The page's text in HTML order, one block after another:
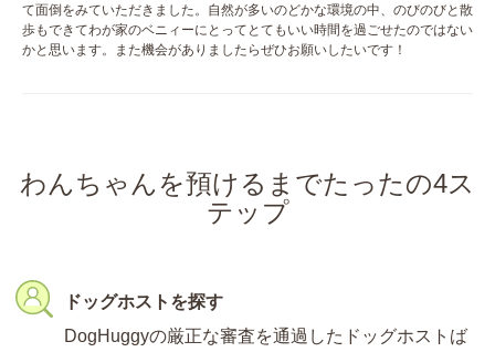
て面倒をみていただきました。自然が多いのどかな環境の中、のびのびと散
歩もできてわが家のベニィーにとってとてもいい時間を過ごせたのではない
かと思います。また機会がありましたらぜひお願いしたいです！
わんちゃんを預けるまでたったの4ス
テップ
ドッグホストを探す
DogHuggyの厳正な審査を通過したドッグホストば